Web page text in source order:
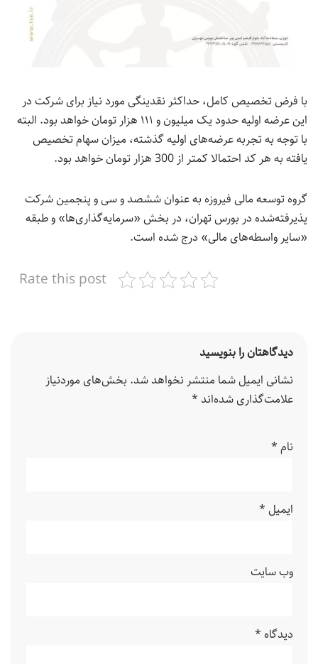
با فرض تخصیص کامل، حداکثر نقدینگی مورد نیاز برای شرکت در
این عرضه اولیه حدود یک میلیون و ۱۱۱ هزار تومان خواهد بود. البته
با توجه به تجربه عرضه‌های اولیه گذشته، میزان سهام تخصیص
یافته به هر کد احتمالا کمتر از 300 هزار تومان خواهد بود.
گروه توسعه مالی فیروزه به عنوان ششصد و سی و پنجمین شرکت
پذیرفته‌شده در بورس تهران، در بخش «سرمایه‌گذاری‌ها» و طبقه
«سایر واسطه‌های مالی» درج شده است.
Rate this post
دیدگاهتان را بنویسید
نشانی ایمیل شما منتشر نخواهد شد. بخش‌های موردنیاز
علامت‌گذاری شده‌اند *
نام *
ایمیل *
وب‌ سایت
دیدگاه *